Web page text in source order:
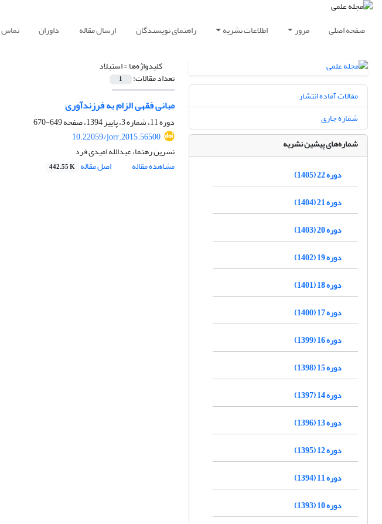
صفحه اصلی مرور اطلاعات نشریه راهنمای نویسندگان ارسال مقاله داوران تماس
کلیدواژه‌ها =استیلاد
تعداد مقالات: 1
مبانی فقهی الزام به فرزندآوری
دوره 11، شماره 3، پاییز 1394، صفحه
649-670
10.22059/jorr.2015.56500
نسرین رهنما، عبدالله امیدی فرد
مشاهده مقاله
اصل مقاله 442.55 K
مقالات آماده انتشار
شماره جاری
شماره‌های پیشین نشریه
دوره 22 (1405)
دوره 21 (1404)
دوره 20 (1403)
دوره 19 (1402)
دوره 18 (1401)
دوره 17 (1400)
دوره 16 (1399)
دوره 15 (1398)
دوره 14 (1397)
دوره 13 (1396)
دوره 12 (1395)
دوره 11 (1394)
دوره 10 (1393)